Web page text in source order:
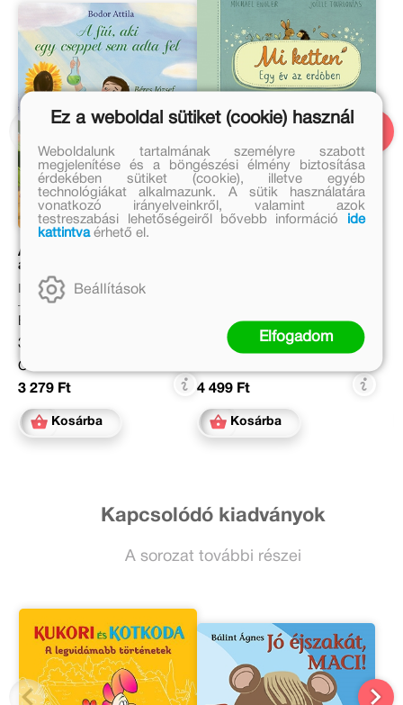
A fiú, aki egy cseppet sem
adta fel – Béres József
Bodor Attila
Eredeti ár:
3 999 Ft
Online ár:
3 279 Ft
Kosárba
Eredeti ár:
4 999 Ft
4 499 Ft
Kosárba
Kapcsolódó kiadványok
A sorozat további részei
Ez a weboldal sütiket (cookie) használ
Weboldalunk tartalmának személyre szabott
megjelenítése és a böngészési élmény biztosítása
érdekében sütiket (cookie), illetve egyéb
technológiákat alkalmazunk. A sütik használatára
vonatkozó irányelveinkről, valamint azok
testreszabási lehetőségeiről bővebb információ
ide
kattintvaérhető el.
Beállítások
Elfogadom